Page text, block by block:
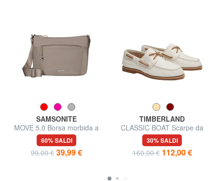
SAMSONITE
MOVE 5.0 Borsa morbida a
tracolla
60% SALDI
99,00 € 39,99 €
TIMBERLAND
CLASSIC BOAT Scarpe da
barca in pelle
30% SALDI
160,00 € 112,00 €